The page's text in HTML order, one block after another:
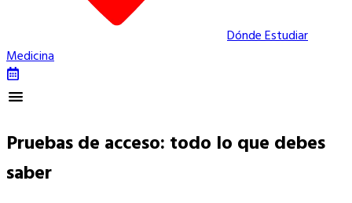
Dónde Estudiar
Medicina
Pruebas de acceso: todo lo que debes
saber